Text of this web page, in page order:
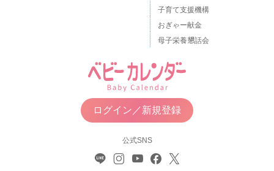
子育て支援機構
おぎゃー献金
母子栄養懇話会
ログイン／新規登録
公式SNS